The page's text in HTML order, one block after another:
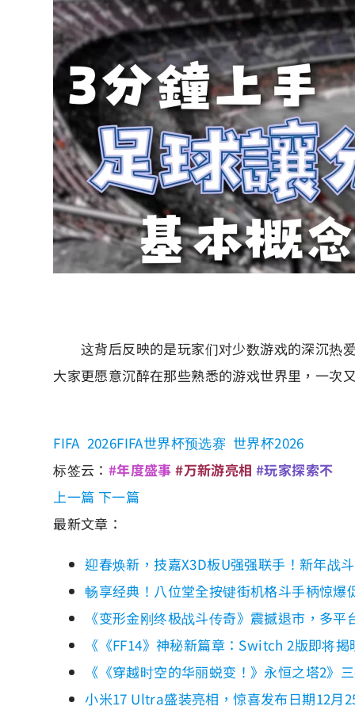
这背后反映的是玩家们对少数游戏的深沉热
大家更愿意沉醉在那些熟悉的游戏世界里，一次
FIFA 2026FIFA世界杯预选赛 世界杯2026
标签云： #年度盛事 #万新游亮相 #玩家探索不
上一篇 下一篇
最新文章：
迎春焕新，技嘉X3D板U强强联手！新年战
畅享经典！八位堂全按键街机格斗手柄惊爆
《变形金刚终极战斗传奇》震撼退市，多
《《FF14》神秘新篇章：Switch 2版即将
《《穿越时空的华丽蜕变！》永恒之塔2》
小米17 Ultra盛装亮相，惊喜发布日期12月